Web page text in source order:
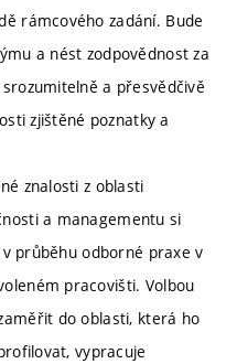
rámcového zadání. Bude
a nést zodpovědnost za
a přesvědčivě
zjištěné poznatky a
znalosti z oblasti
a managementu si
průběhu odborné praxe v
pracovišti. Volbou
do oblasti, která ho
vypracuje